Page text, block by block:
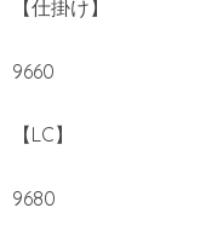
【仕掛け】
9660
【LC】
9680